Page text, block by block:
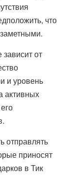
что
от
и уровень
активных
отправлять
приносят
в Тик